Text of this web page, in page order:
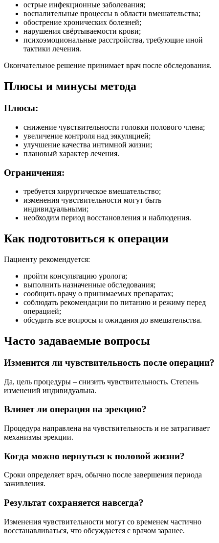
острые инфекционные заболевания;
воспалительные процессы в области вмешательства;
обострение хронических болезней;
нарушения свёртываемости крови;
психоэмоциональные расстройства, требующие иной
тактики лечения.
Окончательное решение принимает врач после обследования.
Плюсы и минусы метода
Плюсы:
снижение чувствительности головки полового члена;
увеличение контроля над эякуляцией;
улучшение качества интимной жизни;
плановый характер лечения.
Ограничения:
требуется хирургическое вмешательство;
изменения чувствительности могут быть
индивидуальными;
необходим период восстановления и наблюдения.
Как подготовиться к операции
Пациенту рекомендуется:
пройти консультацию уролога;
выполнить назначенные обследования;
сообщить врачу о принимаемых препаратах;
соблюдать рекомендации по питанию и режиму перед
операцией;
обсудить все вопросы и ожидания до вмешательства.
Часто задаваемые вопросы
Изменится ли чувствительность после операции?
Да, цель процедуры – снизить чувствительность. Степень
изменений индивидуальна.
Влияет ли операция на эрекцию?
Процедура направлена на чувствительность и не затрагивает
механизмы эрекции.
Когда можно вернуться к половой жизни?
Сроки определяет врач, обычно после завершения периода
заживления.
Результат сохраняется навсегда?
Изменения чувствительности могут со временем частично
восстанавливаться, что обсуждается с врачом заранее.